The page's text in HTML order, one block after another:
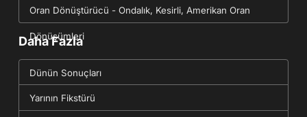
Oran Dönüştürücü - Ondalık, Kesirli, Amerikan Oran
Dönüşümleri
Daha Fazla
Dünün Sonuçları
Yarının Fikstürü